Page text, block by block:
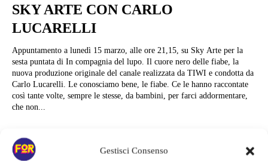
Gestisci Consenso
SKY ARTE CON CARLO
LUCARELLI
Appuntamento a lunedì 15 marzo, alle ore 21,15, su Sky Arte per la
sesta puntata di In compagnia del lupo. Il cuore nero delle fiabe, la
nuova produzione originale del canale realizzata da TIWI e condotta da
Carlo Lucarelli. Le conosciamo bene, le fiabe. Ce le hanno raccontate
così tante volte, sempre le stesse, da bambini, per farci addormentare,
che non...